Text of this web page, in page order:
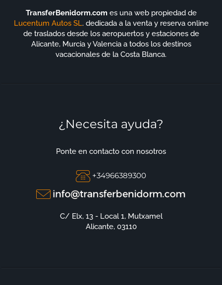
TransferBenidorm.com es una web propiedad de
Lucentum Autos SL. dedicada a la venta y reserva online
de traslados desde los aeropuertos y estaciones de
Alicante, Murcia y Valencia a todos los destinos
vacacionales de la Costa Blanca.
¿Necesita ayuda?
Ponte en contacto con nosotros
+34966389300
C/ Elx, 13 - Local 1, Mutxamel
Alicante, 03110